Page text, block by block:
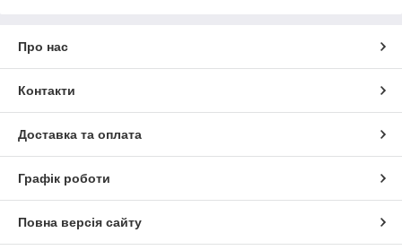
Про нас
Контакти
Доставка та оплата
Графік роботи
Повна версія сайту